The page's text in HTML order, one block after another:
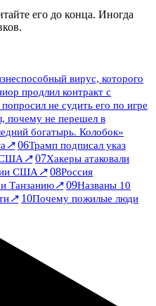
его до конца. Иногда
вирус, которого
продлил контракт с
не судить его по игре
почему не перешел в
богатырь. Колобок»
↗ 06Трамп подписал указ
США↗ 07Хакеры атаковали
США↗ 08Россия
Танзанию↗ 09Названы 10
↗ 10Почему пожилые люди